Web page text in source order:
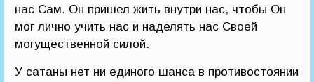
нас Сам. Он пришел жить внутри нас, чтобы Он
мог лично учить нас и наделять нас Своей
могущественной силой.
У сатаны нет ни единого шанса в противостоянии